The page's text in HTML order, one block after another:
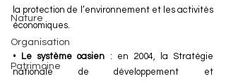
Nature
Organisation
Patrimoine
la protection de l’environnement et les activités
économiques.
• Le système oasien : en 2004, la Stratégie
nationale de développement et